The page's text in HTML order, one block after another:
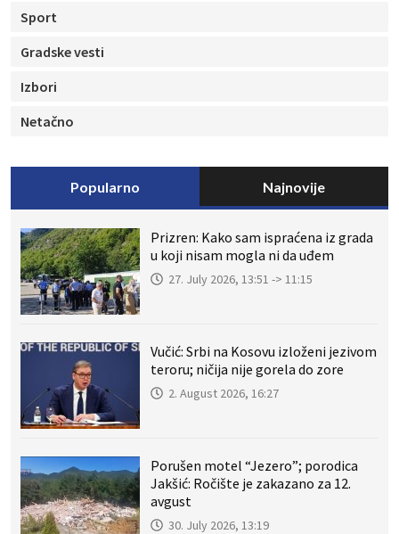
Sport
Gradske vesti
Izbori
Netačno
Popularno Najnovije
Prizren: Kako sam ispraćena iz grada
u koji nisam mogla ni da uđem
27. July 2026, 13:51 -> 11:15
Vučić: Srbi na Kosovu izloženi jezivom
teroru; ničija nije gorela do zore
2. August 2026, 16:27
Porušen motel “Jezero”; porodica
Jakšić: Ročište je zakazano za 12.
avgust
30. July 2026, 13:19